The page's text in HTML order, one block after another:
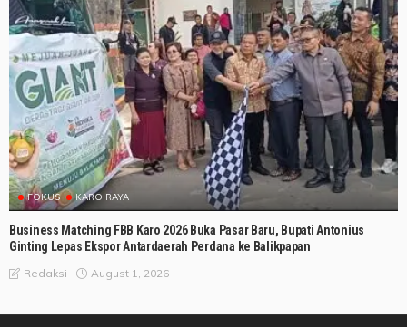
FOKUS KARO RAYA
Business Matching FBB Karo 2026 Buka Pasar Baru, Bupati Antonius
Ginting Lepas Ekspor Antardaerah Perdana ke Balikpapan
Redaksi August 1, 2026